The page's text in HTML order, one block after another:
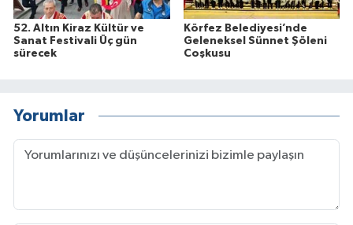
52. Altın Kiraz Kültür ve
Sanat Festivali Üç gün
sürecek
Körfez Belediyesi’nde
Geleneksel Sünnet Şöleni
Coşkusu
Yorumlar